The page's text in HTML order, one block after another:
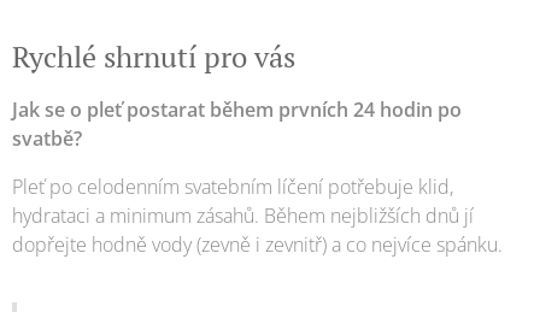
Rychlé shrnutí pro vás
Jak se o pleť postarat během prvních 24 hodin po
svatbě?
Pleť po celodenním svatebním líčení potřebuje klid,
hydrataci a minimum zásahů. Během nejbližších dnů jí
dopřejte hodně vody (zevně i zevnitř) a co nejvíce spánku.